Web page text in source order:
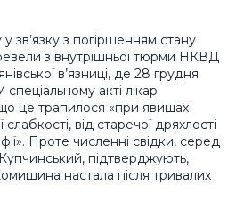
зв’язку з погіршенням стану
з внутрішньої тюрми НКВД
в’язниці, де 28 грудня
акті лікар
це трапилося «при явищах
від старечої дряхлості
Проте численні свідки, серед
підтверджують,
настала після тривалих